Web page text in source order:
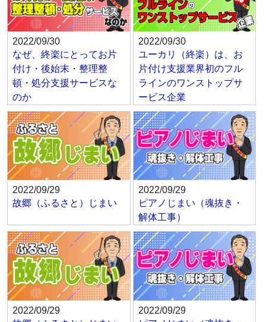
2022/09/30
なぜ、終楽にとってお片
付け・後始末・整理整
頓・処分支援サービスな
のか
2022/09/30
ユーカリ（終楽）は、お
片付け支援業界初のフル
ラインのワンストップサ
ービス企業
2022/09/29
故郷（ふるさと）じまい
2022/09/29
ピアノじまい（魂抜き・
解体工事）
2022/09/29
2022/09/29